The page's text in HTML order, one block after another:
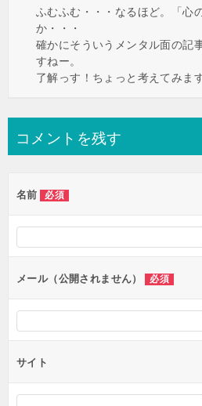
ふむふむ・・・なるほど。「心
か・・・
確かにそういうメンタル面の記
すねー。
了解っす！ちょっと考えてみま
コメントを残す
名前 必須
メール（公開されません） 必須
サイト